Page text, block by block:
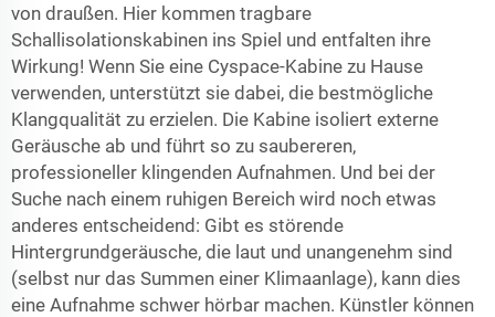
von draußen. Hier kommen tragbare
Schallisolationskabinen ins Spiel und entfalten ihre
Wirkung! Wenn Sie eine Cyspace-Kabine zu Hause
verwenden, unterstützt sie dabei, die bestmögliche
Klangqualität zu erzielen. Die Kabine isoliert externe
Geräusche ab und führt so zu saubereren,
professioneller klingenden Aufnahmen. Und bei der
Suche nach einem ruhigen Bereich wird noch etwas
anderes entscheidend: Gibt es störende
Hintergrundgeräusche, die laut und unangenehm sind
(selbst nur das Summen einer Klimaanlage), kann dies
eine Aufnahme schwer hörbar machen. Künstler können